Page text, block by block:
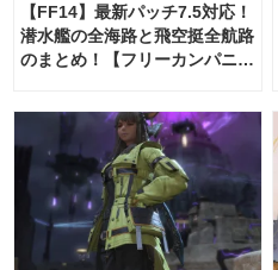
【FF14】最新パッチ7.5対応！
潜水艦の全海路と飛空挺全航路
のまとめ！【フリーカンパニ